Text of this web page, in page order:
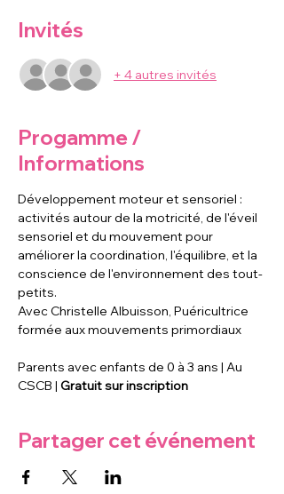
Invités
+ 4 autres invités
Progamme /
Informations
Développement moteur et sensoriel :
activités autour de la motricité, de l'éveil
sensoriel et du mouvement pour
améliorer la coordination, l'équilibre, et la
conscience de l'environnement des tout-
petits.
Avec Christelle Albuisson, Puéricultrice
formée aux mouvements primordiaux
Parents avec enfants de 0 à 3 ans | Au
CSCB | Gratuit sur inscription
Partager cet événement